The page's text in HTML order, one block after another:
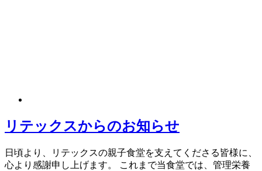
リテックスからのお知らせ
日頃より、リテックスの親子食堂を支えてくださる皆様に、
心より感謝申し上げます。 これまで当食堂では、管理栄養